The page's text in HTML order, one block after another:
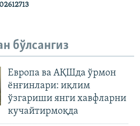
бўлсангиз
Европа ва АҚШда ўрмон
ёнғинлари: иқлим
ўзгариши янги хавфларни
кучайтирмоқда